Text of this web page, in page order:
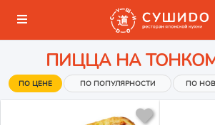
ПИЦЦА НА
ПО ЦЕНЕ ПО ПОПУЛЯРНОСТИ ПО